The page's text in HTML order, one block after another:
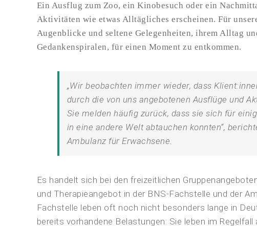
Ein Ausflug zum Zoo, ein Kinobesuch oder ein
Aktivitäten wie etwas Alltägliches erscheinen. Für
Augenblicke und seltene Gelegenheiten, ihrem Alltag
Gedankenspiralen, für einen Moment zu entkommen.
„Wir beobachten immer wieder, dass
durch die von uns angebotenen Ausflüge und
Sie melden häufig zurück, dass sie sich für
in eine andere Welt abtauchen konnten“,
Ambulanz für Erwachsene.
Es handelt sich bei den freizeitlichen
und Therapieangebot in der BNS-Fachstelle und der
Fachstelle leben oft noch nicht besonders lange in
bereits vorhandene Belastungen: Sie leben im